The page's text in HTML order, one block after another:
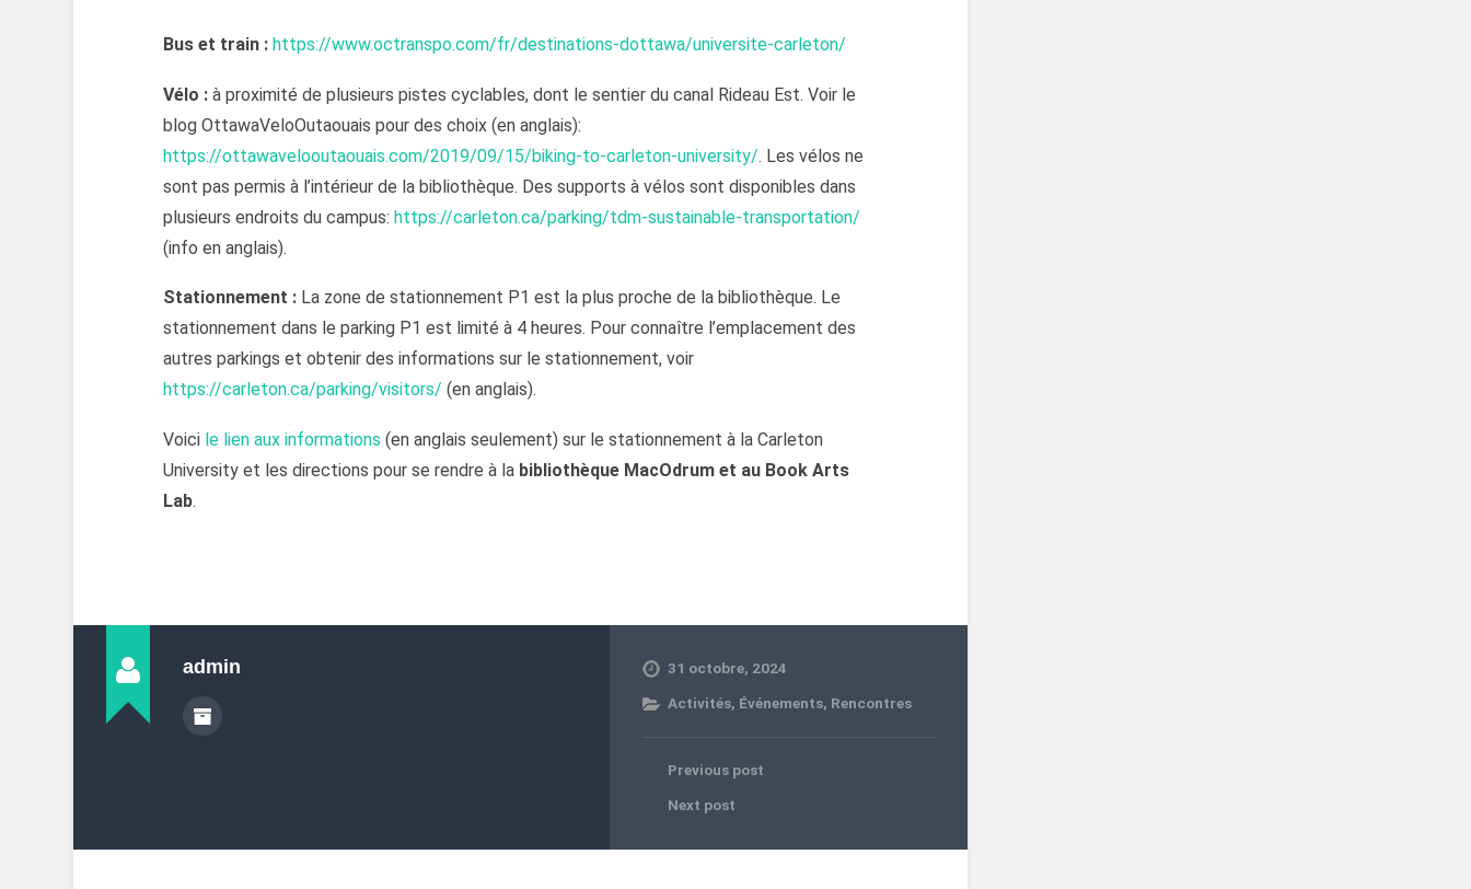
Bus et train : https://www.octranspo.com/fr/destinations-dottawa/universite-carleton/
Vélo :à proximité de plusieurs pistes cyclables, dont le sentier du canal Rideau Est. Voir le
blog OttawaVeloOutaouais pour des choix (en anglais):
https://ottawavelooutaouais.com/2019/09/15/biking-to-carleton-university/. Les vélos ne
sont pas permis à l’intérieur de la bibliothèque. Des supports à vélos sont disponibles dans
plusieurs endroits du campus: https://carleton.ca/parking/tdm-sustainable-transportation/
(info en anglais).
Stationnement :La zone de stationnement P1 est la plus proche de la bibliothèque. Le
stationnement dans le parking P1 est limité à 4 heures. Pour connaître l’emplacement des
autres parkings et obtenir des informations sur le stationnement, voir
https://carleton.ca/parking/visitors/ (en anglais).
Voici le lien aux informations (en anglais seulement) sur le stationnement à la Carleton
University et les directions pour se rendre à la bibliothèque MacOdrum et au Book Arts
Lab.
admin
31 octobre, 2024
Activités, Événements, Rencontres
Previous post
Next post